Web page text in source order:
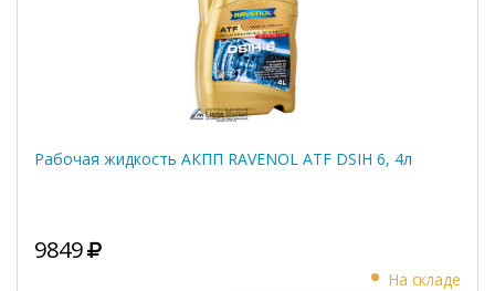
Рабочая жидкость АКПП RAVENOL ATF DSIH 6, 4л
9849
На складе